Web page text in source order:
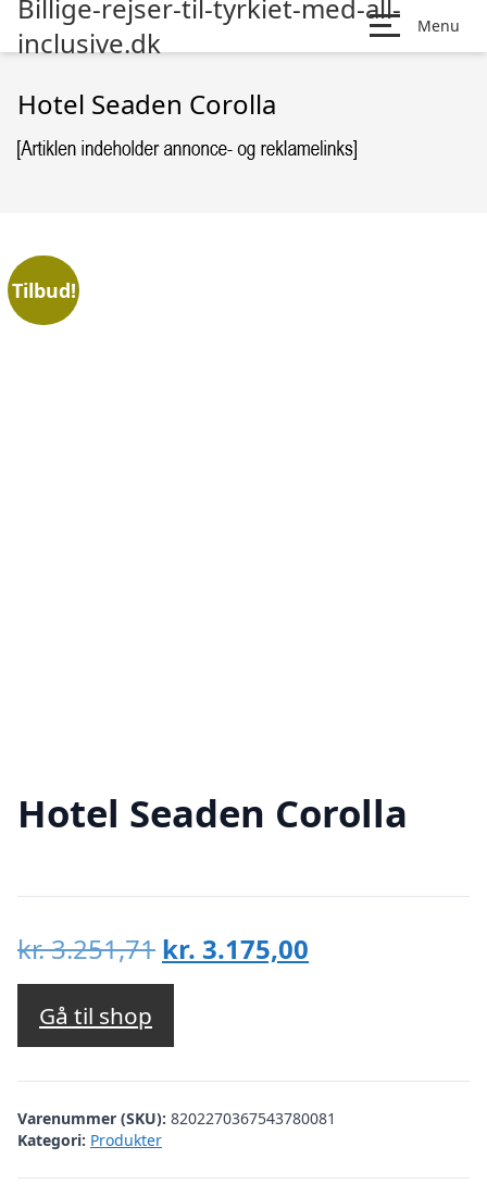
Billige-rejser-til-tyrkiet-med-all-
inclusive.dk
Menu
Hotel Seaden Corolla
Tilbud!
Hotel Seaden Corolla
kr.3.251,71 Den
oprindelige
var:
kr. 3.251,71.
kr. 3.175,00
kr. 3.175,00.
Gå til shop
Varenummer (SKU): 8202270367543780081
Kategori: Produkter